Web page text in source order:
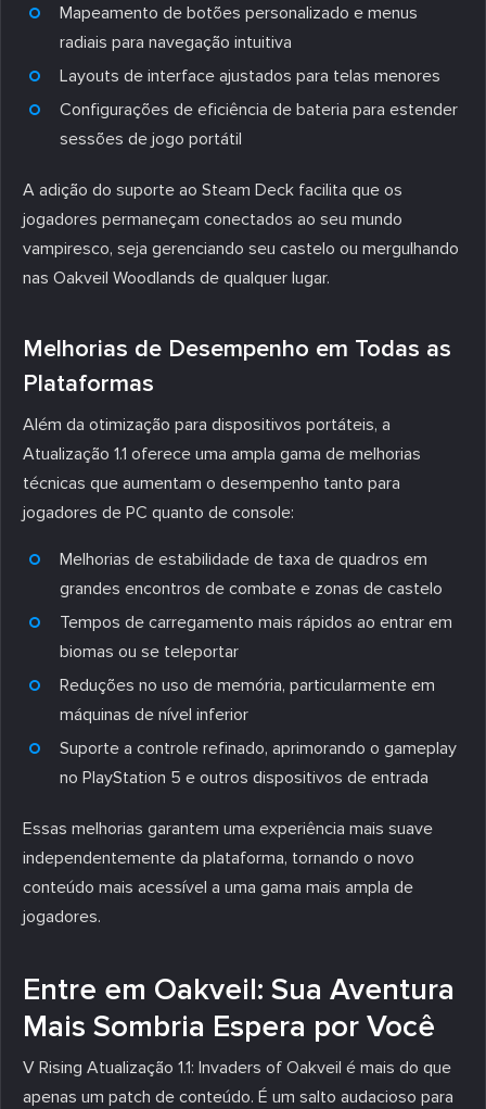
Mapeamento de botões personalizado e menus
radiais para navegação intuitiva
Layouts de interface ajustados para telas menores
Configurações de eficiência de bateria para estender
sessões de jogo portátil
A adição do suporte ao Steam Deck facilita que os
jogadores permaneçam conectados ao seu mundo
vampiresco, seja gerenciando seu castelo ou mergulhando
nas Oakveil Woodlands de qualquer lugar.
Melhorias de Desempenho em Todas as
Plataformas
Além da otimização para dispositivos portáteis, a
Atualização 1.1 oferece uma ampla gama de melhorias
técnicas que aumentam o desempenho tanto para
jogadores de PC quanto de console:
Melhorias de estabilidade de taxa de quadros em
grandes encontros de combate e zonas de castelo
Tempos de carregamento mais rápidos ao entrar em
biomas ou se teleportar
Reduções no uso de memória, particularmente em
máquinas de nível inferior
Suporte a controle refinado, aprimorando o gameplay
no PlayStation 5 e outros dispositivos de entrada
Essas melhorias garantem uma experiência mais suave
independentemente da plataforma, tornando o novo
conteúdo mais acessível a uma gama mais ampla de
jogadores.
Entre em Oakveil: Sua Aventura
Mais Sombria Espera por Você
V Rising Atualização 1.1: Invaders of Oakveil é mais do que
apenas um patch de conteúdo. É um salto audacioso para